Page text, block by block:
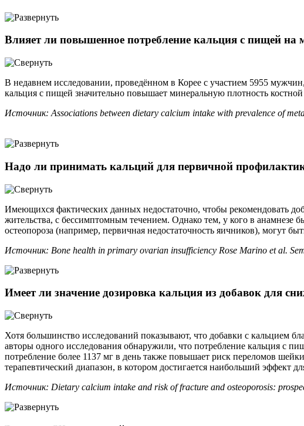
Влияет ли повышенное потребление кальция с пищей
В недавнем исследовании, проведённом в Корее с участием 5955
кальция с пищей значительно повышает минеральную плотность
Источник: Associations between dietary calcium intake with prevalence of
Надо ли принимать кальций для первичной
Имеющихся фактических данных недостаточно, чтобы рекомендовать
жительства, с бессимптомным течением. Однако тем, у кого в анамнезе
остеопороза (например, первичная недостаточность яичников), могут
Источник: Bone health in primary ovarian insufficiency Rose Marino et al.
Имеет ли значение дозировка кальция из добавок для
Хотя большинство исследований показывают, что добавки с кальцием
авторы одного исследования обнаружили, что потребление кальция с
потребление более 1137 мг в день также повышает риск переломов
терапевтический диапазон, в котором достигается наибольший эффект
Источник: Dietary calcium intake and risk of fracture and osteoporosis: